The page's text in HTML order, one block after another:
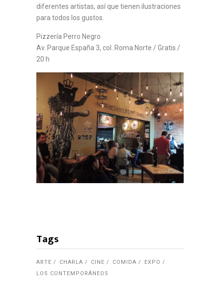
diferentes artistas, así que tienen ilustraciones
para todos los gustos.
Pizzería Perro Negro
Av. Parque España 3, col. Roma Norte / Gratis /
20 h
Tags
ARTE CHARLA CINE COMIDA
EXPO
LOS CONTEMPORÁNEOS